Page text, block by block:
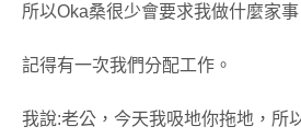
所以Oka桑很少會要求我做什麼家事
記得有一次我們分配工作。
我說:老公，今天我吸地你拖地，所